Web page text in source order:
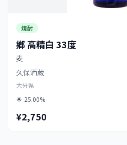
焼酎
鄕 高精白 33度
麦
久保酒蔵
大分県
25.00%
¥2,750